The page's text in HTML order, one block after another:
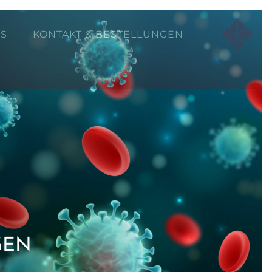
KONTAKT & BESTELLUNGEN